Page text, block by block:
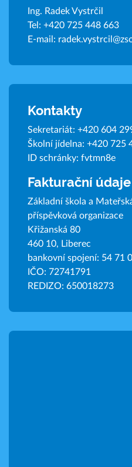
Ing. Radek Vystrčil
Tel: +420 725 448 663
E-mail:
Kontakty
Sekretariát: +420 604
Školní jídelna: +420 725
ID schránky: fvtmn8e
Fakturační údaje
Základní škola a
příspěvková organizace
Křižanská 80
460 10, Liberec
bankovní spojení: 54 71
IČO: 72741791
REDIZO: 650018273